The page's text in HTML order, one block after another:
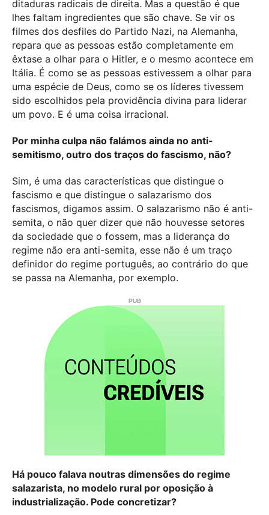
ditaduras radicais de direita. Mas a questão é que
lhes faltam ingredientes que são chave. Se vir os
filmes dos desfiles do Partido Nazi, na Alemanha,
repara que as pessoas estão completamente em
êxtase a olhar para o Hitler, e o mesmo acontece em
Itália. É como se as pessoas estivessem a olhar para
uma espécie de Deus, como se os líderes tivessem
sido escolhidos pela providência divina para liderar
um povo. E é uma coisa irracional.
Por minha culpa não falámos ainda no anti-
semitismo, outro dos traços do fascismo, não?
Sim, é uma das características que distingue o
fascismo e que distingue o salazarismo dos
fascismos, digamos assim. O salazarismo não é anti-
semita, o não quer dizer que não houvesse setores
da sociedade que o fossem, mas a liderança do
regime não era anti-semita, esse não é um traço
definidor do regime português, ao contrário do que
se passa na Alemanha, por exemplo.
Há pouco falava noutras dimensões do regime
salazarista, no modelo rural por oposição à
industrialização. Pode concretizar?